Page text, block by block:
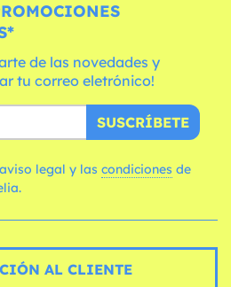
de las novedades y
tu correo eletrónico!
SUSCRÍBETE
legal y las condiciones
AL CLIENTE